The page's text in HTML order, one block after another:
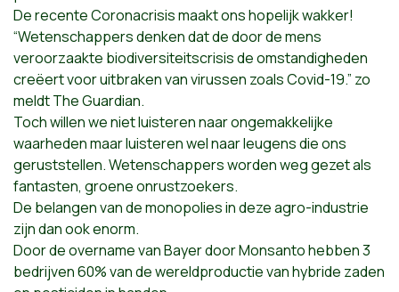
De recente Coronacrisis maakt ons hopelijk wakker!
“Wetenschappers denken dat de door de mens
veroorzaakte biodiversiteitscrisis de omstandigheden
creëert voor uitbraken van virussen zoals Covid-19.” zo
meldt The Guardian.
Toch willen we niet luisteren naar ongemakkelijke
waarheden maar luisteren wel naar leugens die ons
geruststellen. Wetenschappers worden weg gezet als
fantasten, groene onrustzoekers.
De belangen van de monopolies in deze agro-industrie
zijn dan ook enorm.
Door de overname van Bayer door Monsanto hebben 3
bedrijven 60% van de wereldproductie van hybride zaden